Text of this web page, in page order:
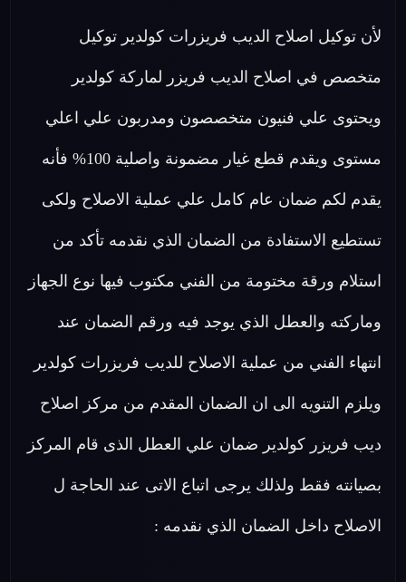
لأن توكيل اصلاح الديب فريزرات كولدير توكيل
متخصص في اصلاح الديب فريزر لماركة كولدير
ويحتوى علي فنيون متخصصون ومدربون علي اعلي
مستوى ويقدم قطع غيار مضمونة واصلية 100% فأنه
يقدم لكم ضمان عام كامل علي عملية الاصلاح ولكى
تستطيع الاستفادة من الضمان الذي نقدمه تأكد من
استلام ورقة مختومة من الفني مكتوب فيها نوع الجهاز
وماركته والعطل الذي يوجد فيه ورقم الضمان عند
انتهاء الفني من عملية الاصلاح للديب فريزرات كولدير
ويلزم التنويه الى ان الضمان المقدم من مركز اصلاح
ديب فريزر كولدير ضمان علي العطل الذى قام المركز
بصيانته فقط ولذلك يرجى اتباع الاتى عند الحاجة ل
الاصلاح داخل الضمان الذي نقدمه :